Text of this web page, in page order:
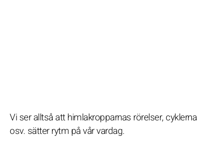
Vi ser alltså att himlakropparnas rörelser, cyklerna
osv. sätter rytm på vår vardag.